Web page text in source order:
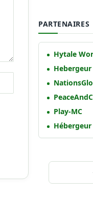
PARTENAIRES
Hytale
Play-MC
Hébergeur